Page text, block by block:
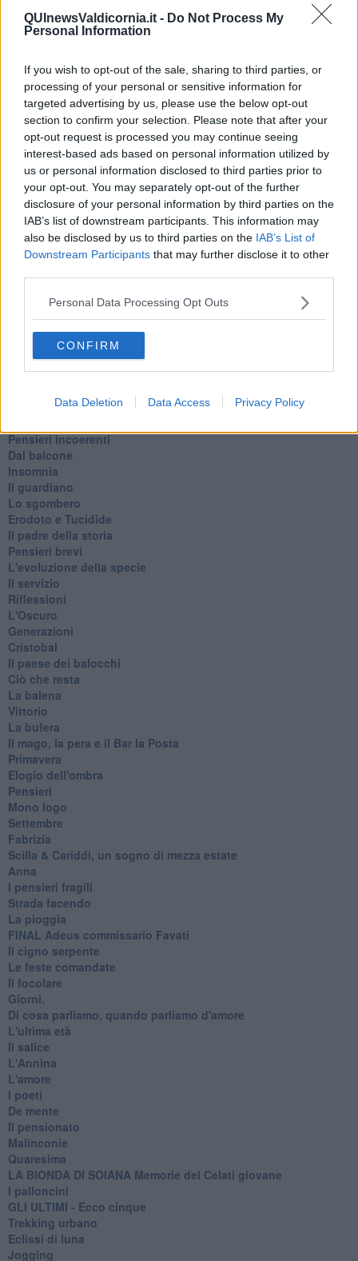
QUInewsValdicornia.it - Do Not Process My
Personal Information
If you wish to opt-out of the sale, sharing to third parties, or
processing of your personal or sensitive information for
targeted advertising by us, please use the below opt-out
section to confirm your selection. Please note that after your
opt-out request is processed you may continue seeing
interest-based ads based on personal information utilized by
us or personal information disclosed to third parties prior to
your opt-out. You may separately opt-out of the further
disclosure of your personal information by third parties on the
IAB’s list of downstream participants. This information may
also be disclosed by us to third parties on the IAB’s List of
Downstream Participants that may further disclose it to other
Personal Data Processing Opt Outs
CONFIRM
Data Deletion Data Access Privacy Policy
Bestiario
Pillole
​“D” come delitto
Belle lettere
25 Aprile
Todo el bien, todo el mal
Silenzio
Le parole
​L’Australiana
Le stelle del jazz
Vita & morte
Auguri
Moro
Passanti
Continuando, la nonna e il carretto
Metaverso smart
Fiamme
Confessioni autoreferenziali
Utopie
Estate
Pensieri incoerenti
Dal balcone
Insomnia
Il guardiano
Lo sgombero
Erodoto e Tucidide
Il padre della storia
Pensieri brevi
L'evoluzione della specie
Il servizio
Riflessioni
L'Oscuro
Generazioni
Cristobal
Il paese dei balocchi
Ciò che resta
La balena
Vittorio
La bufera
Il mago, la pera e il Bar la Posta
Primavera
Elogio dell'ombra
Pensieri
Mono logo
Settembre
Fabrizia
​Scilla & Cariddi, un sogno di mezza estate
Anna
I pensieri fragili
Strada facendo
La pioggia
FINAL Adeus commissario Favati
Il cigno serpente
Le feste comandate
Il focolare
Giorni.
Di cosa parliamo, quando parliamo d'amore
L'ultima età
Il salice
L'Annina
L'amore
I poeti
De mente
Il pensionato
Malinconie
Quaresima
LA BIONDA DI SOIANA Memorie del Celati giovane
I palloncini
GLI ULTIMI - Ecco cinque
Trekking urbano
Eclissi di luna
Jogging